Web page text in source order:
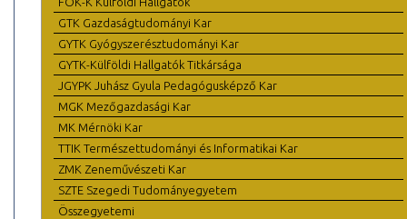
GTK Gazdaságtudományi Kar
GYTK Gyógyszerésztudományi Kar
GYTK-Külföldi Hallgatók Titkársága
JGYPK Juhász Gyula Pedagógusképző Kar
MGK Mezőgazdasági Kar
MK Mérnöki Kar
TTIK Természettudományi és Informatikai Kar
ZMK Zeneművészeti Kar
SZTE Szegedi Tudományegyetem
Összegyetemi